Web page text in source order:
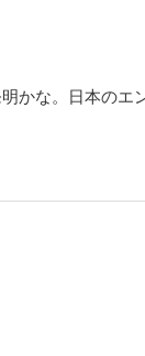
かな。日本のエ